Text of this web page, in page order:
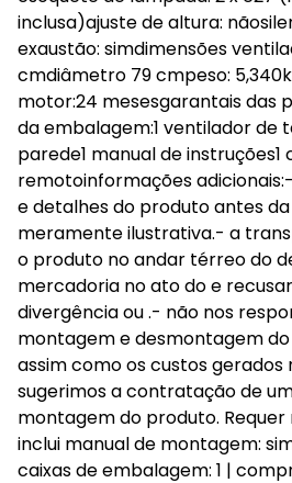
inclusa)ajuste de altura:
exaustão: simdimensões
cmdiâmetro 79 cmpeso:
motor:24 mesesgarantais das
da embalagem:1 ventilador de
parede1 manual de
remotoinformações
e detalhes do produto antes
meramente ilustrativa.- a
o produto no andar térreo do
mercadoria no ato do e
divergência ou .- não nos
montagem e desmontagem
assim como os custos gerados
sugerimos a contratação de
montagem do produto.
inclui manual de montagem:
caixas de embalagem: 1 |